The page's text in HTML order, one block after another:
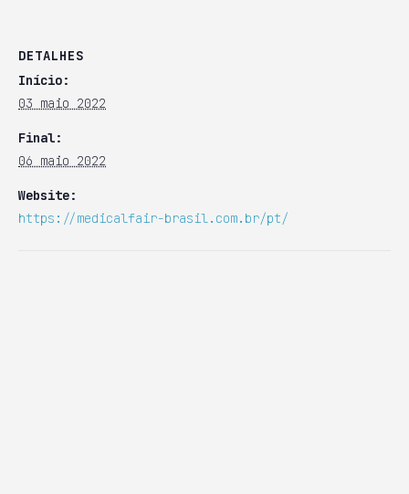
DETALHES
Início:
03 maio 2022
Final:
06 maio 2022
Website:
https://medicalfair-brasil.com.br/pt/